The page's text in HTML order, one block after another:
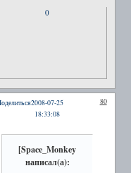
0
80
2008-07-25
18:33:08
[Space_Monkey
написал(а):